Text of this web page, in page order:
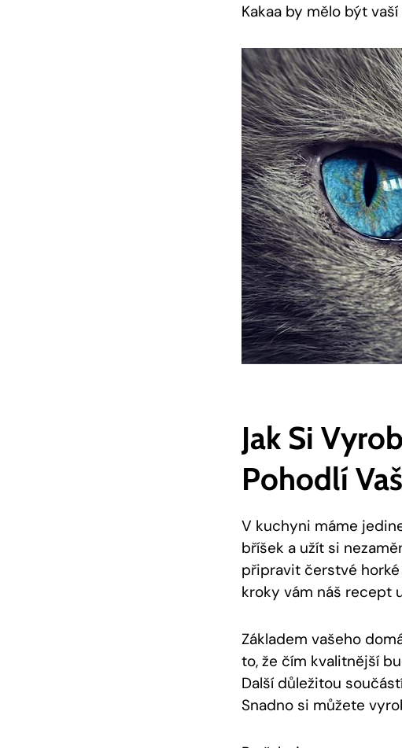
⁣Kakaa⁤ by ‍mělo být
Jak Si
Pohodlí
V kuchyni máme
bříšek a užít si
připravit čerstvé horké
kroky vám náš recept
Základem‍ vašeho
to, že čím kvalitnější
Další důležitou
Snadno si ‍můžete